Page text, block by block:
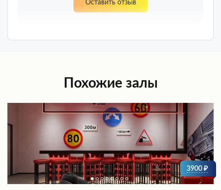
Оставить отзыв
Похожие залы
3900